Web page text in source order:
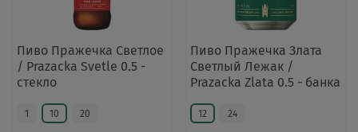
Пиво Пражечка Светлое
/ Prazacka Svetle 0.5 -
стекло
1 10 20
Пиво Пражечка Злата
Светлый Лежак /
Prazacka Zlata 0.5 - банка
12 24